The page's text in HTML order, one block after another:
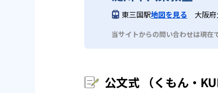
03 フレキシブ
KUMONでは、教室が開いてい
も通室しやすい。また、教室に
KUMONでは、一人ひとりの学
宿題の量や進め方に関しては、
KUMONでは、中高生のクラス
だろう。東三国駅地図を見る 大阪
当サイトからの問い合わせは現在
公文式 （くもん・